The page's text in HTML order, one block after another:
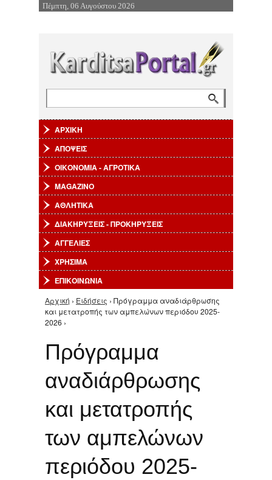
Επιστροφή στην Πλοήγηση
Πέμπτη, 06 Αυγούστου 2026
ΑΡΧΙΚΗ
ΑΠΟΨΕΙΣ
ΟΙΚΟΝΟΜΙΑ - ΑΓΡΟΤΙΚΑ
MAGAZINO
ΑΘΛΗΤΙΚΑ
ΔΙΑΚΗΡΥΞΕΙΣ - ΠΡΟΚΗΡΥΞΕΙΣ
ΑΓΓΕΛΙΕΣ
ΧΡΗΣΙΜΑ
ΕΠΙΚΟΙΝΩΝΙΑ
Είστε εδώ
Αρχική › Ειδήσεις › Πρόγραμμα αναδιάρθρωσης
και μετατροπής των αμπελώνων περιόδου 2025-
2026 ›
Πρόγραμμα
αναδιάρθρωσης
και μετατροπής
των αμπελώνων
περιόδου 2025-